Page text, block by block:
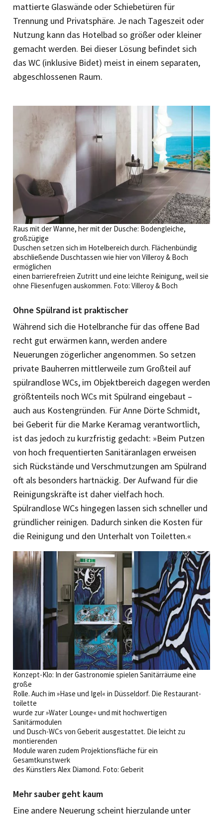
mattierte Glaswände oder Schiebetüren für
Trennung und Privatsphäre. Je nach Tageszeit oder
Nutzung kann das Hotelbad so größer oder kleiner
gemacht werden. Bei dieser Lösung befindet sich
das WC (inklusive Bidet) meist in einem separaten,
abgeschlossenen Raum.
Raus mit der Wanne, her mit der Dusche: Bodengleiche,
großzügige
Duschen setzen sich im Hotelbereich durch. Flächenbündig
abschließende Duschtassen wie hier von Villeroy & Boch
ermöglichen
einen barrierefreien Zutritt und eine leichte Reinigung, weil sie
ohne Fliesenfugen aus­kommen. Foto: Villeroy & Boch
Ohne Spülrand ist praktischer
Während sich die Hotelbranche für das offene Bad
recht gut erwärmen kann, werden andere
Neuerungen zögerlicher angenommen. So setzen
private Bauherren mittlerweile zum Großteil auf
spülrandlose WCs, im Objektbereich dagegen werden
größtenteils noch WCs mit Spülrand eingebaut –
auch aus Kostengründen. Für Anne Dörte Schmidt,
bei Geberit für die Marke Keramag verantwortlich,
ist das jedoch zu kurzfristig gedacht: »Beim Putzen
von hoch frequentierten Sanitäranlagen erweisen
sich Rückstände und Verschmutzungen am Spülrand
oft als besonders hartnäckig. Der Aufwand für die
Reinigungskräfte ist daher vielfach hoch.
Spülrandlose WCs hingegen lassen sich schneller und
gründlicher reinigen. Dadurch sinken die Kosten für
die Reinigung und den Unterhalt von Toiletten.«
Konzept-Klo: In der Gastronomie spielen Sanitärräume eine
große
Rolle. Auch im »Hase und Igel« in Düsseldorf. Die Restaurant­
toilette
wurde zur »Water Lounge« und mit hochwertigen
Sanitärmodulen
und Dusch-WCs von Geberit ausgestattet. Die leicht zu
montierenden
Module waren zudem Projektionsfläche für ein
Gesamtkunstwerk
des Künstlers Alex Diamond. Foto: Geberit
Mehr sauber geht kaum
Eine andere Neuerung scheint hierzulande unter